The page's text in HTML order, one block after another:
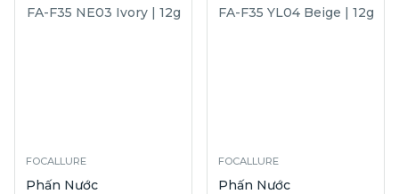
FOCALLURE
Phấn Nước
FOCALLURE
Phấn Nước